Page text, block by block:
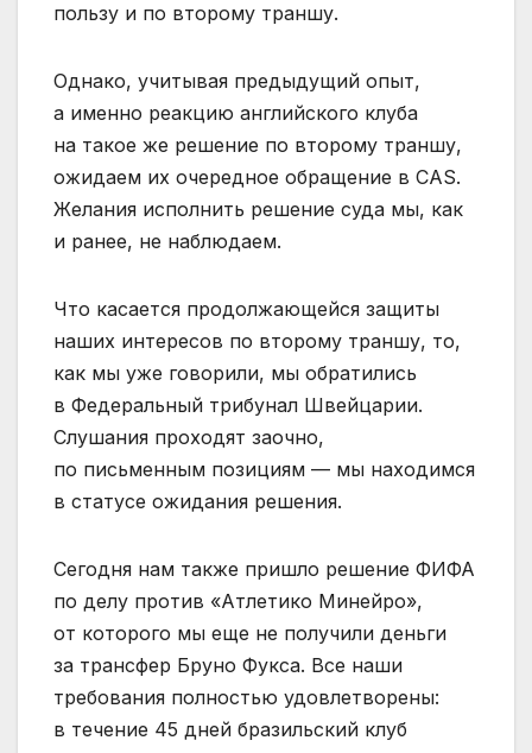
пользу и по второму траншу.
Однако, учитывая предыдущий опыт,
а именно реакцию английского клуба
на такое же решение по второму траншу,
ожидаем их очередное обращение в CAS.
Желания исполнить решение суда мы, как
и ранее, не наблюдаем.
Что касается продолжающейся защиты
наших интересов по второму траншу, то,
как мы уже говорили, мы обратились
в Федеральный трибунал Швейцарии.
Слушания проходят заочно,
по письменным позициям — мы находимся
в статусе ожидания решения.
Сегодня нам также пришло решение ФИФА
по делу против «Атлетико Минейро»,
от которого мы еще не получили деньги
за трансфер Бруно Фукса. Все наши
требования полностью удовлетворены:
в течение 45 дней бразильский клуб